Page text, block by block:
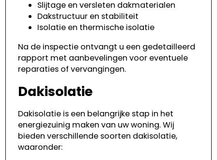
Slijtage en versleten dakmaterialen
Dakstructuur en stabiliteit
Isolatie en thermische isolatie
Na de inspectie ontvangt u een gedetailleerd
rapport met aanbevelingen voor eventuele
reparaties of vervangingen.
Dakisolatie
Dakisolatie is een belangrijke stap in het
energiezuinig maken van uw woning. Wij
bieden verschillende soorten dakisolatie,
waaronder: